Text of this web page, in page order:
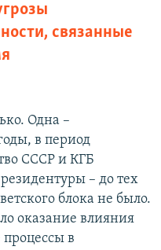
связанные
Одна –
в период
СССР и КГБ
– до тех
блока не было.
оказание влияния
в